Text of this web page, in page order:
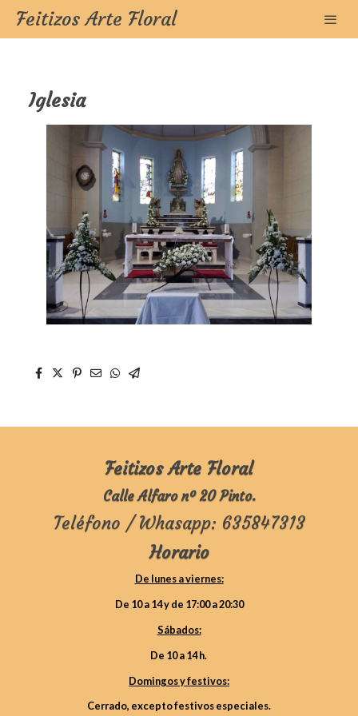
Feitizos Arte Floral
Iglesia
Feitizos Arte Floral
Calle Alfaro nº 20 Pinto.
Teléfono / Whasapp: 635847313
Horario
De lunes a viernes:
De 10 a 14 y de 17:00 a 20:30
Sábados:
De 10 a 14 h.
Domingos y festivos:
Cerrado, excepto festivos especiales.